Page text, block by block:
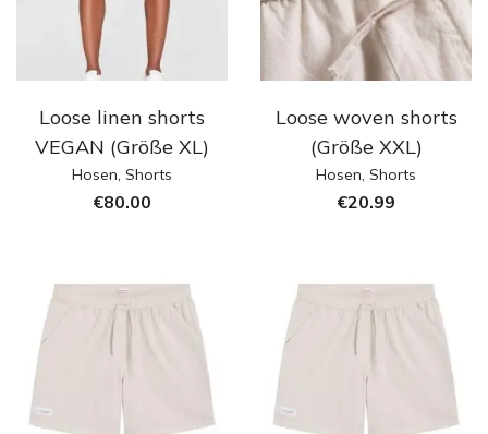
Loose linen shorts
VEGAN (Größe XL)
Hosen, Shorts
€80.00
Loose woven shorts
(Größe XXL)
Hosen, Shorts
€20.99